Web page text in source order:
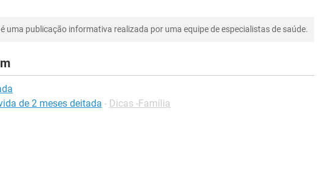
é uma publicação informativa realizada por uma equipe de especialistas de saúde.
de 2 meses deitada - Dicas -Família